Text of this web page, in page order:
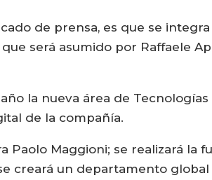
de prensa, es que se integra
será asumido por Raffaele
la nueva área de Tecnologías
de la compañía.
Maggioni; se realizará la
creará un departamento global